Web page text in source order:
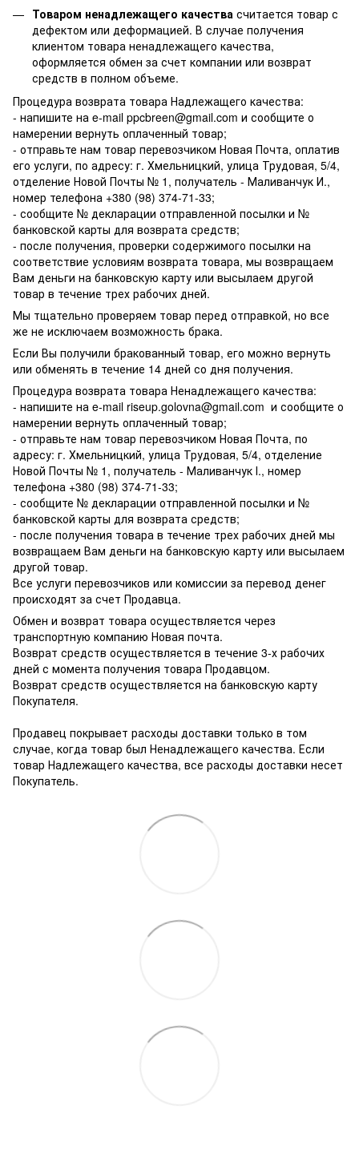
Товаром ненадлежащего качества считается товар с
дефектом или деформацией. В случае получения
клиентом товара ненадлежащего качества,
оформляется обмен за счет компании или возврат
средств в полном объеме.
Процедура возврата товара Надлежащего качества:
- напишите на e-mail ppcbreen@gmail.com и сообщите о
намерении вернуть оплаченный товар;
- отправьте нам товар перевозчиком Новая Почта, оплатив
его услуги, по адресу: г. Хмельницкий, улица Трудовая, 5/4,
отделение Новой Почты № 1, получатель - Маливанчук И.,
номер телефона +380 (98) 374-71-33;
- сообщите № декларации отправленной посылки и №
банковской карты для возврата средств;
- после получения, проверки содержимого посылки на
соответствие условиям возврата товара, мы возвращаем
Вам деньги на банковскую карту или высылаем другой
товар в течение трех рабочих дней.
Мы тщательно проверяем товар перед отправкой, но все
же не исключаем возможность брака.
Если Вы получили бракованный товар, его можно вернуть
или обменять в течение 14 дней со дня получения.
Процедура возврата товара Ненадлежащего качества:
- напишите на e-mail riseup.golovna@gmail.com и сообщите о
намерении вернуть оплаченный товар;
- отправьте нам товар перевозчиком Новая Почта, по
адресу: г. Хмельницкий, улица Трудовая, 5/4, отделение
Новой Почты № 1, получатель - Маливанчук І., номер
телефона +380 (98) 374-71-33;
- сообщите № декларации отправленной посылки и №
банковской карты для возврата средств;
- после получения товара в течение трех рабочих дней мы
возвращаем Вам деньги на банковскую карту или высылаем
другой товар.
Все услуги перевозчиков или комиссии за перевод денег
происходят за счет Продавца.
Обмен и возврат товара осуществляется через
транспортную компанию Новая почта.
Возврат средств осуществляется в течение 3-х рабочих
дней с момента получения товара Продавцом.
Возврат средств осуществляется на банковскую карту
Покупателя.
Продавец покрывает расходы доставки только в том
случае, когда товар был Ненадлежащего качества. Если
товар Надлежащего качества, все расходы доставки несет
Покупатель.